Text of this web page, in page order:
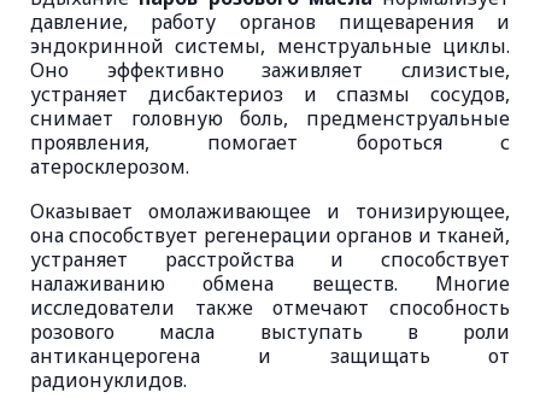
давление, работу органов пищеварения и
эндокринной системы, менструальные циклы.
Оно эффективно заживляет слизистые,
устраняет дисбактериоз и спазмы сосудов,
снимает головную боль, предменструальные
проявления, помогает бороться с
атеросклерозом.
Оказывает омолаживающее и тонизирующее,
она способствует регенерации органов и тканей,
устраняет расстройства и способствует
налаживанию обмена веществ. Многие
исследователи также отмечают способность
розового масла выступать в роли
антиканцерогена и защищать от
радионуклидов.